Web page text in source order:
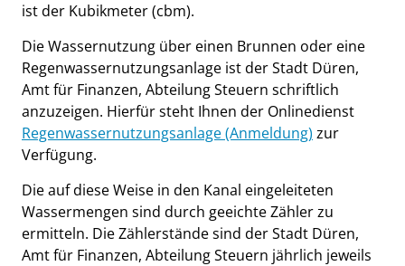
ist der Kubikmeter (cbm).
Die Wassernutzung über einen Brunnen oder eine
Regenwassernutzungsanlage ist der Stadt Düren,
Amt für Finanzen, Abteilung Steuern schriftlich
anzuzeigen. Hierfür steht Ihnen der Onlinedienst
Regenwassernutzungsanlage (Anmeldung) zur
Verfügung.
Die auf diese Weise in den Kanal eingeleiteten
Wassermengen sind durch geeichte Zähler zu
ermitteln. Die Zählerstände sind der Stadt Düren,
Amt für Finanzen, Abteilung Steuern jährlich jeweils